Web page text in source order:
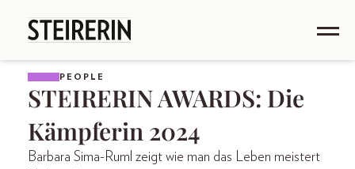
PEOPLE
STEIRERIN AWARDS: Die
Kämpferin 2024
Barbara Sima-Ruml zeigt wie man das Leben meistert